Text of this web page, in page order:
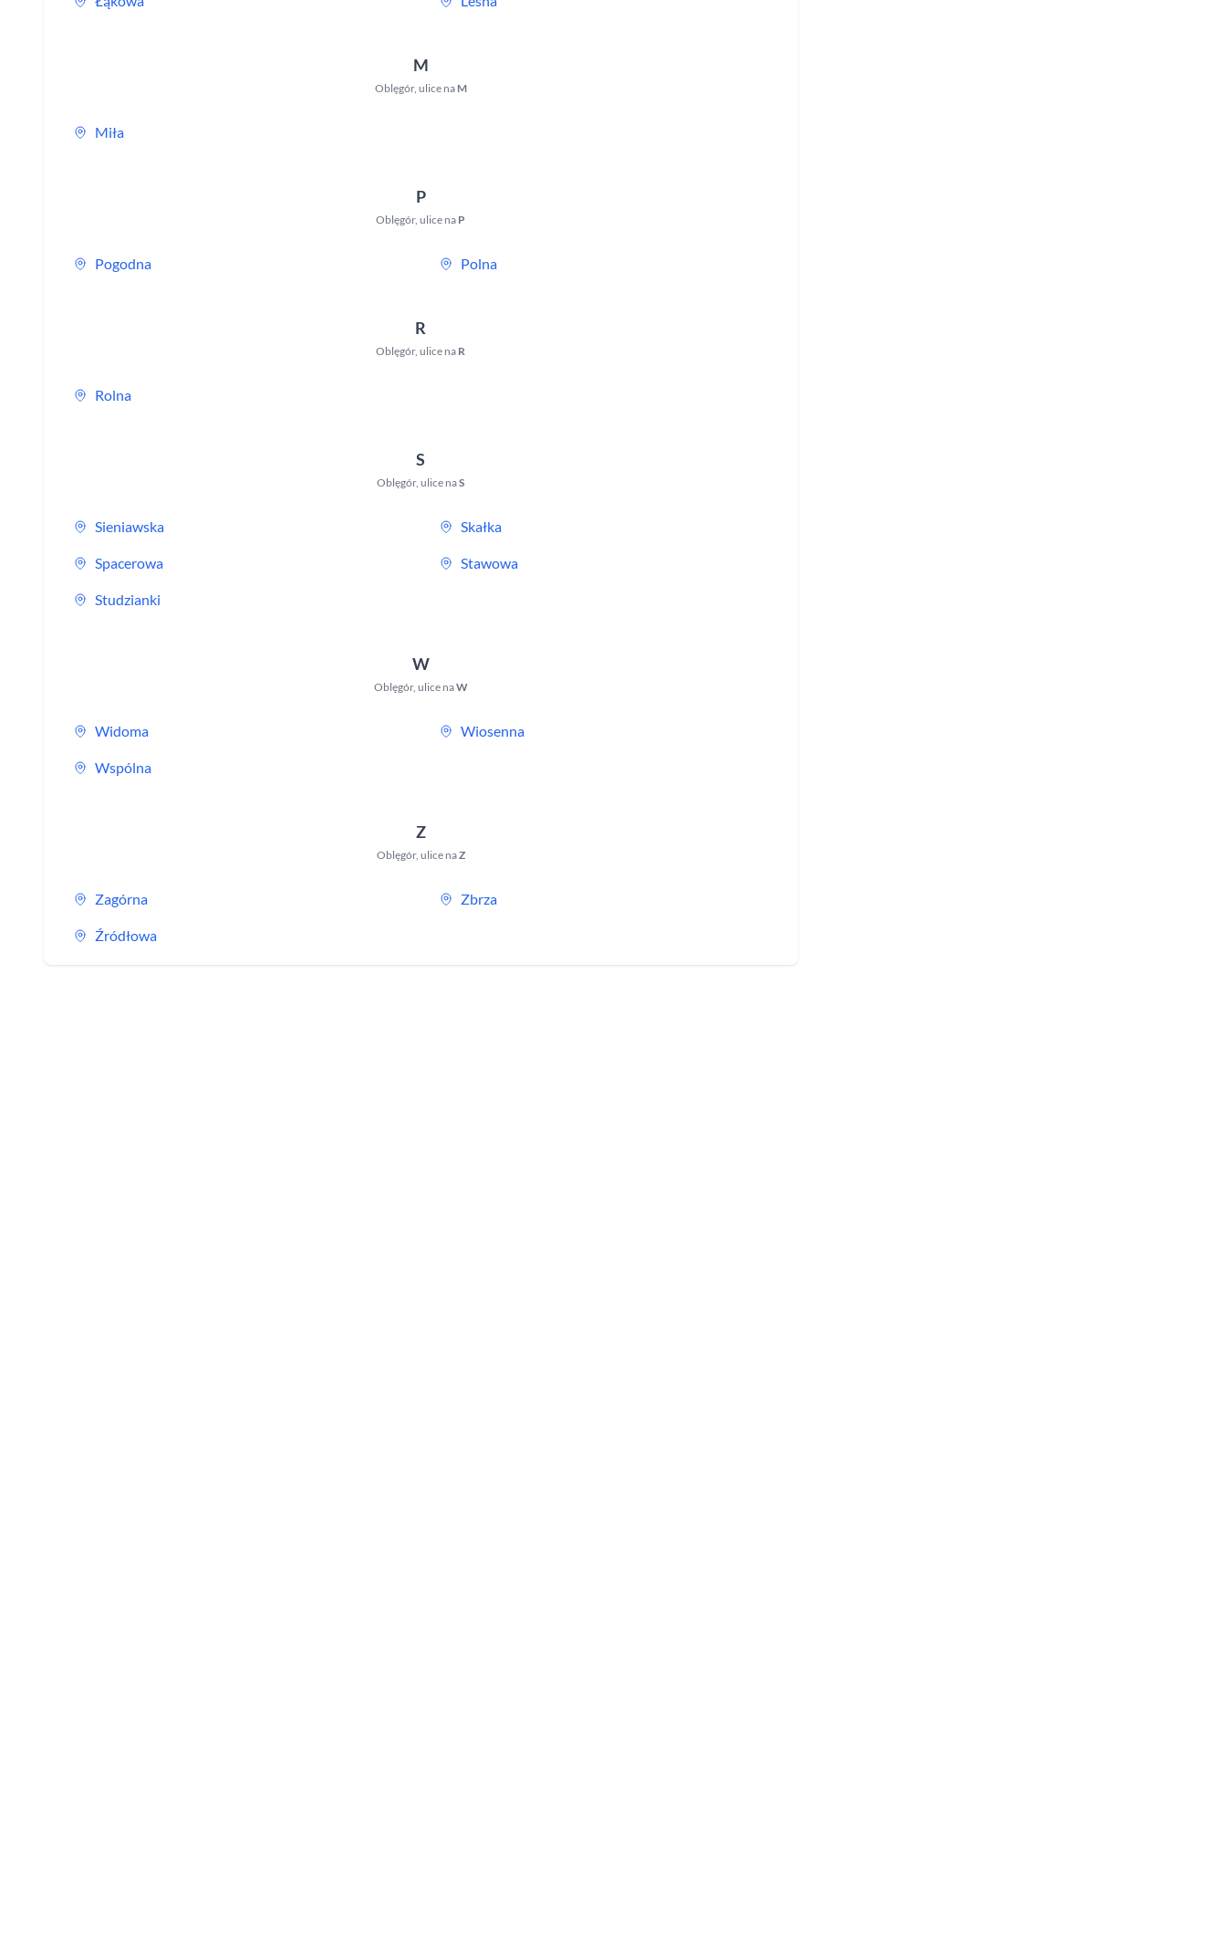
M
Oblęgór, ulice na M
Miła
P
Oblęgór,ulice na P
Pogodna Polna
R
Oblęgór,ulice na R
Rolna
S
Oblęgór,ulice naS
Sieniawska Skałka
Spacerowa Stawowa
Studzianki
W
Oblęgór, ulice naW
Widoma Wiosenna
Wspólna
Z
Oblęgór, ulice naZ
Zagórna Zbrza
Źródłowa